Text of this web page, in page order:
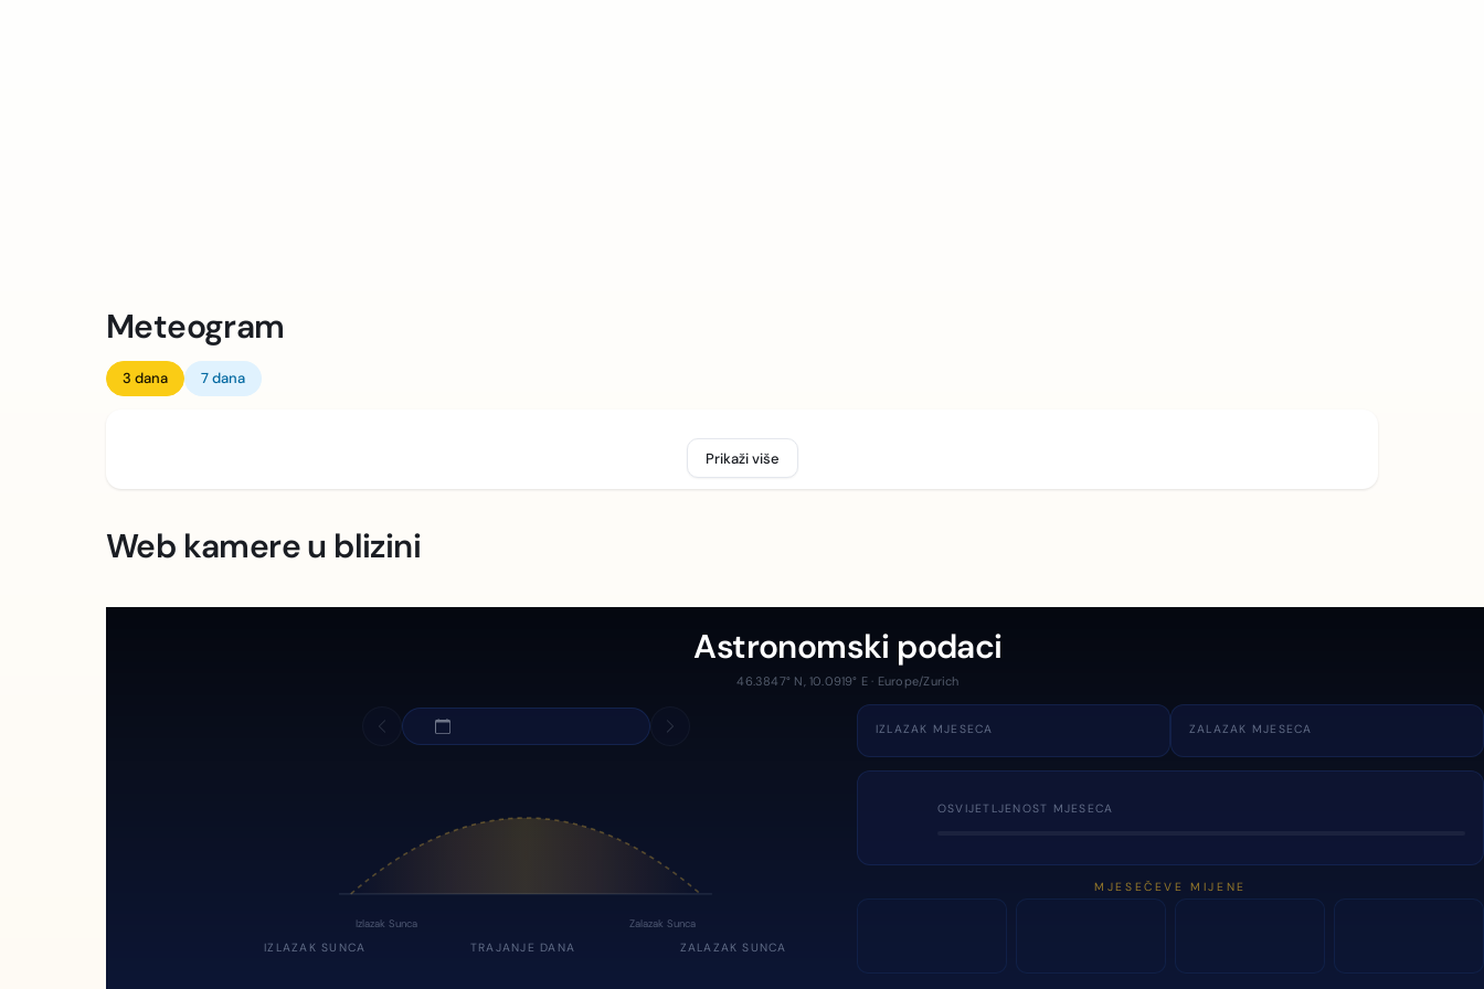
Meteogram
3 dana 7 dana
Prikaži više
Web kamere u blizini
Astronomski podaci
46.3847° N, 10.0919° E · Europe/Zurich
Izlazak Sunca Zalazak Sunca
IZLAZAK SUNCA TRAJANJE DANA ZALAZAK SUNCA
IZLAZAK MJESECA ZALAZAK MJESECA
OSVIJETLJENOST MJESECA
MJESEČEVE MIJENE